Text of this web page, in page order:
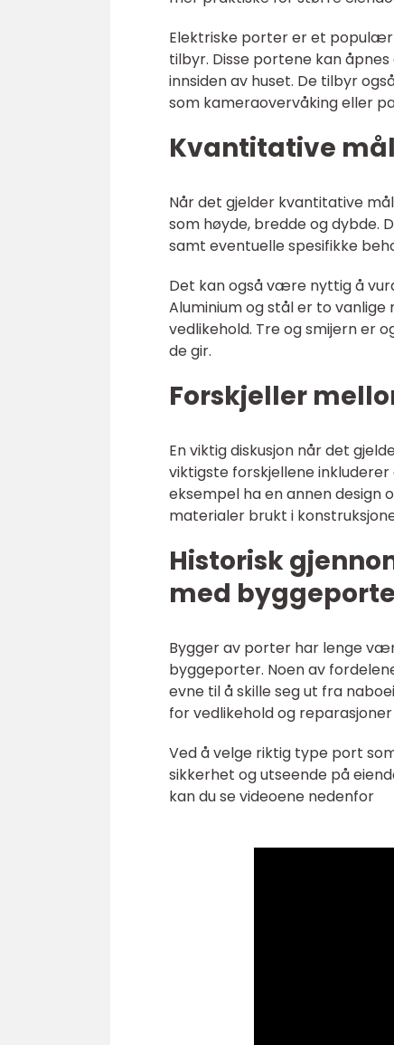
Elektriske porter er et
tilbyr. Disse portene kan
innsiden av huset. De tilbyr
som kameraovervåking eller
Kvantitative
Når det gjelder kvantitative
som høyde, bredde og dybde.
samt eventuelle spesifikke
Det kan også være nyttig å
Aluminium og stål er to
vedlikehold. Tre og smijern er
de gir.
Forskjeller
En viktig diskusjon når det
viktigste forskjellene
eksempel ha en annen design
materialer brukt i
Historisk
med
Bygger av porter har lenge
byggeporter. Noen av
evne til å skille seg ut fra
for vedlikehold og
Ved å velge riktig type port
sikkerhet og utseende på
kan du se videoene nedenfor